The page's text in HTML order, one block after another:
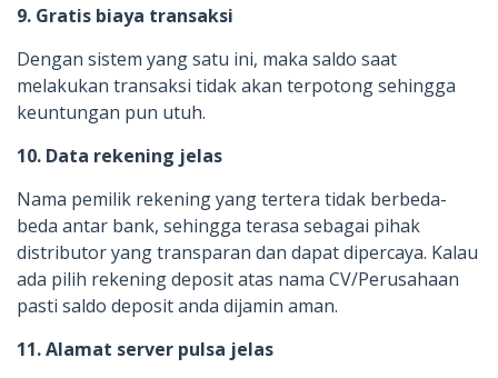
9. Gratis biaya transaksi
Dengan sistem yang satu ini, maka saldo saat
melakukan transaksi tidak akan terpotong sehingga
keuntungan pun utuh.
10. Data rekening jelas
Nama pemilik rekening yang tertera tidak berbeda-
beda antar bank, sehingga terasa sebagai pihak
distributor yang transparan dan dapat dipercaya. Kalau
ada pilih rekening deposit atas nama CV/Perusahaan
pasti saldo deposit anda dijamin aman.
11. Alamat server pulsa jelas